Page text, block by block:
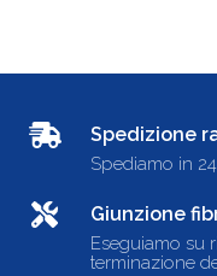
Spedizione
Spediamo in
Giunzione
Eseguiamo su
terminazione